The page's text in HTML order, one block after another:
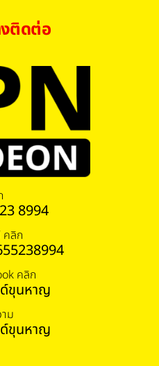
ติดต่อ
8994
คลิก
คลิก
ขุนหาญ
ม
ขุนหาญ